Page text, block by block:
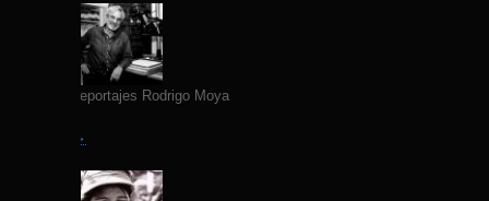
7 years ago
Primeros Reportajes Rodrigo Moya
Leer más →